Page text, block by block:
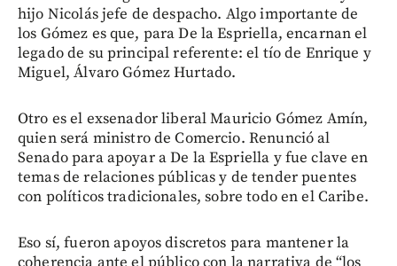
hijo Nicolás jefe de despacho. Algo importante de
los Gómez es que, para De la Espriella, encarnan el
legado de su principal referente: el tío de Enrique y
Miguel, Álvaro Gómez Hurtado.
Otro es el exsenador liberal Mauricio Gómez Amín,
quien será ministro de Comercio. Renunció al
Senado para apoyar a De la Espriella y fue clave en
temas de relaciones públicas y de tender puentes
con políticos tradicionales, sobre todo en el Caribe.
Eso sí, fueron apoyos discretos para mantener la